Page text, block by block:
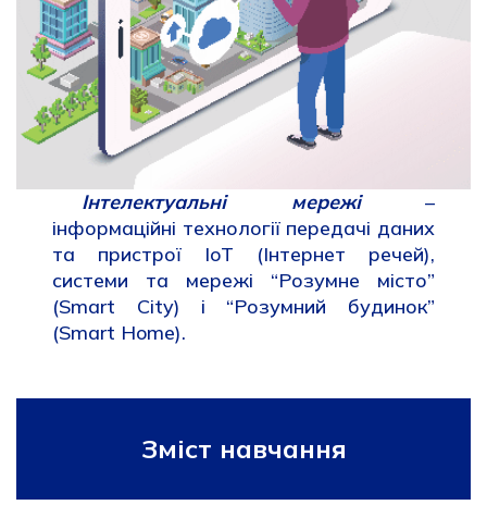
Інтелектуальні мережі–
інформаційні технології передачі даних
та пристрої IoT (Інтернет речей),
системи та мережі “Розумне місто”
(Smart City) і “Розумний будинок”
(Smart Home).
Зміст навчання